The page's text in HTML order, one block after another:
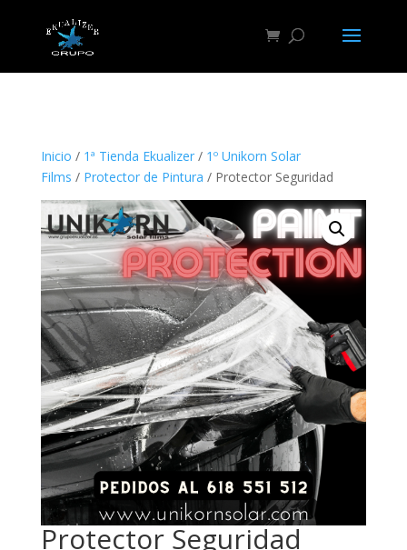
Inicio / 1ª Tienda Ekualizer/ 1º Unikorn Solar
Films / Protector de Pintura / Protector Seguridad
Protector Seguridad